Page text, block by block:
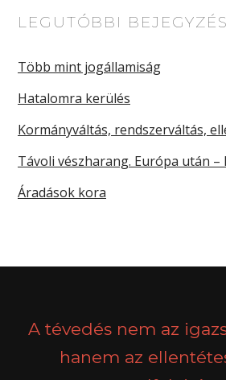
LEGUTÓBBI
Több mint jogállamiság
Hatalomra kerülés
Kormányváltás, rendszerváltás,
Távoli vészharang. Európa után –
Áradások kora
A tévedés nem az
hanem az